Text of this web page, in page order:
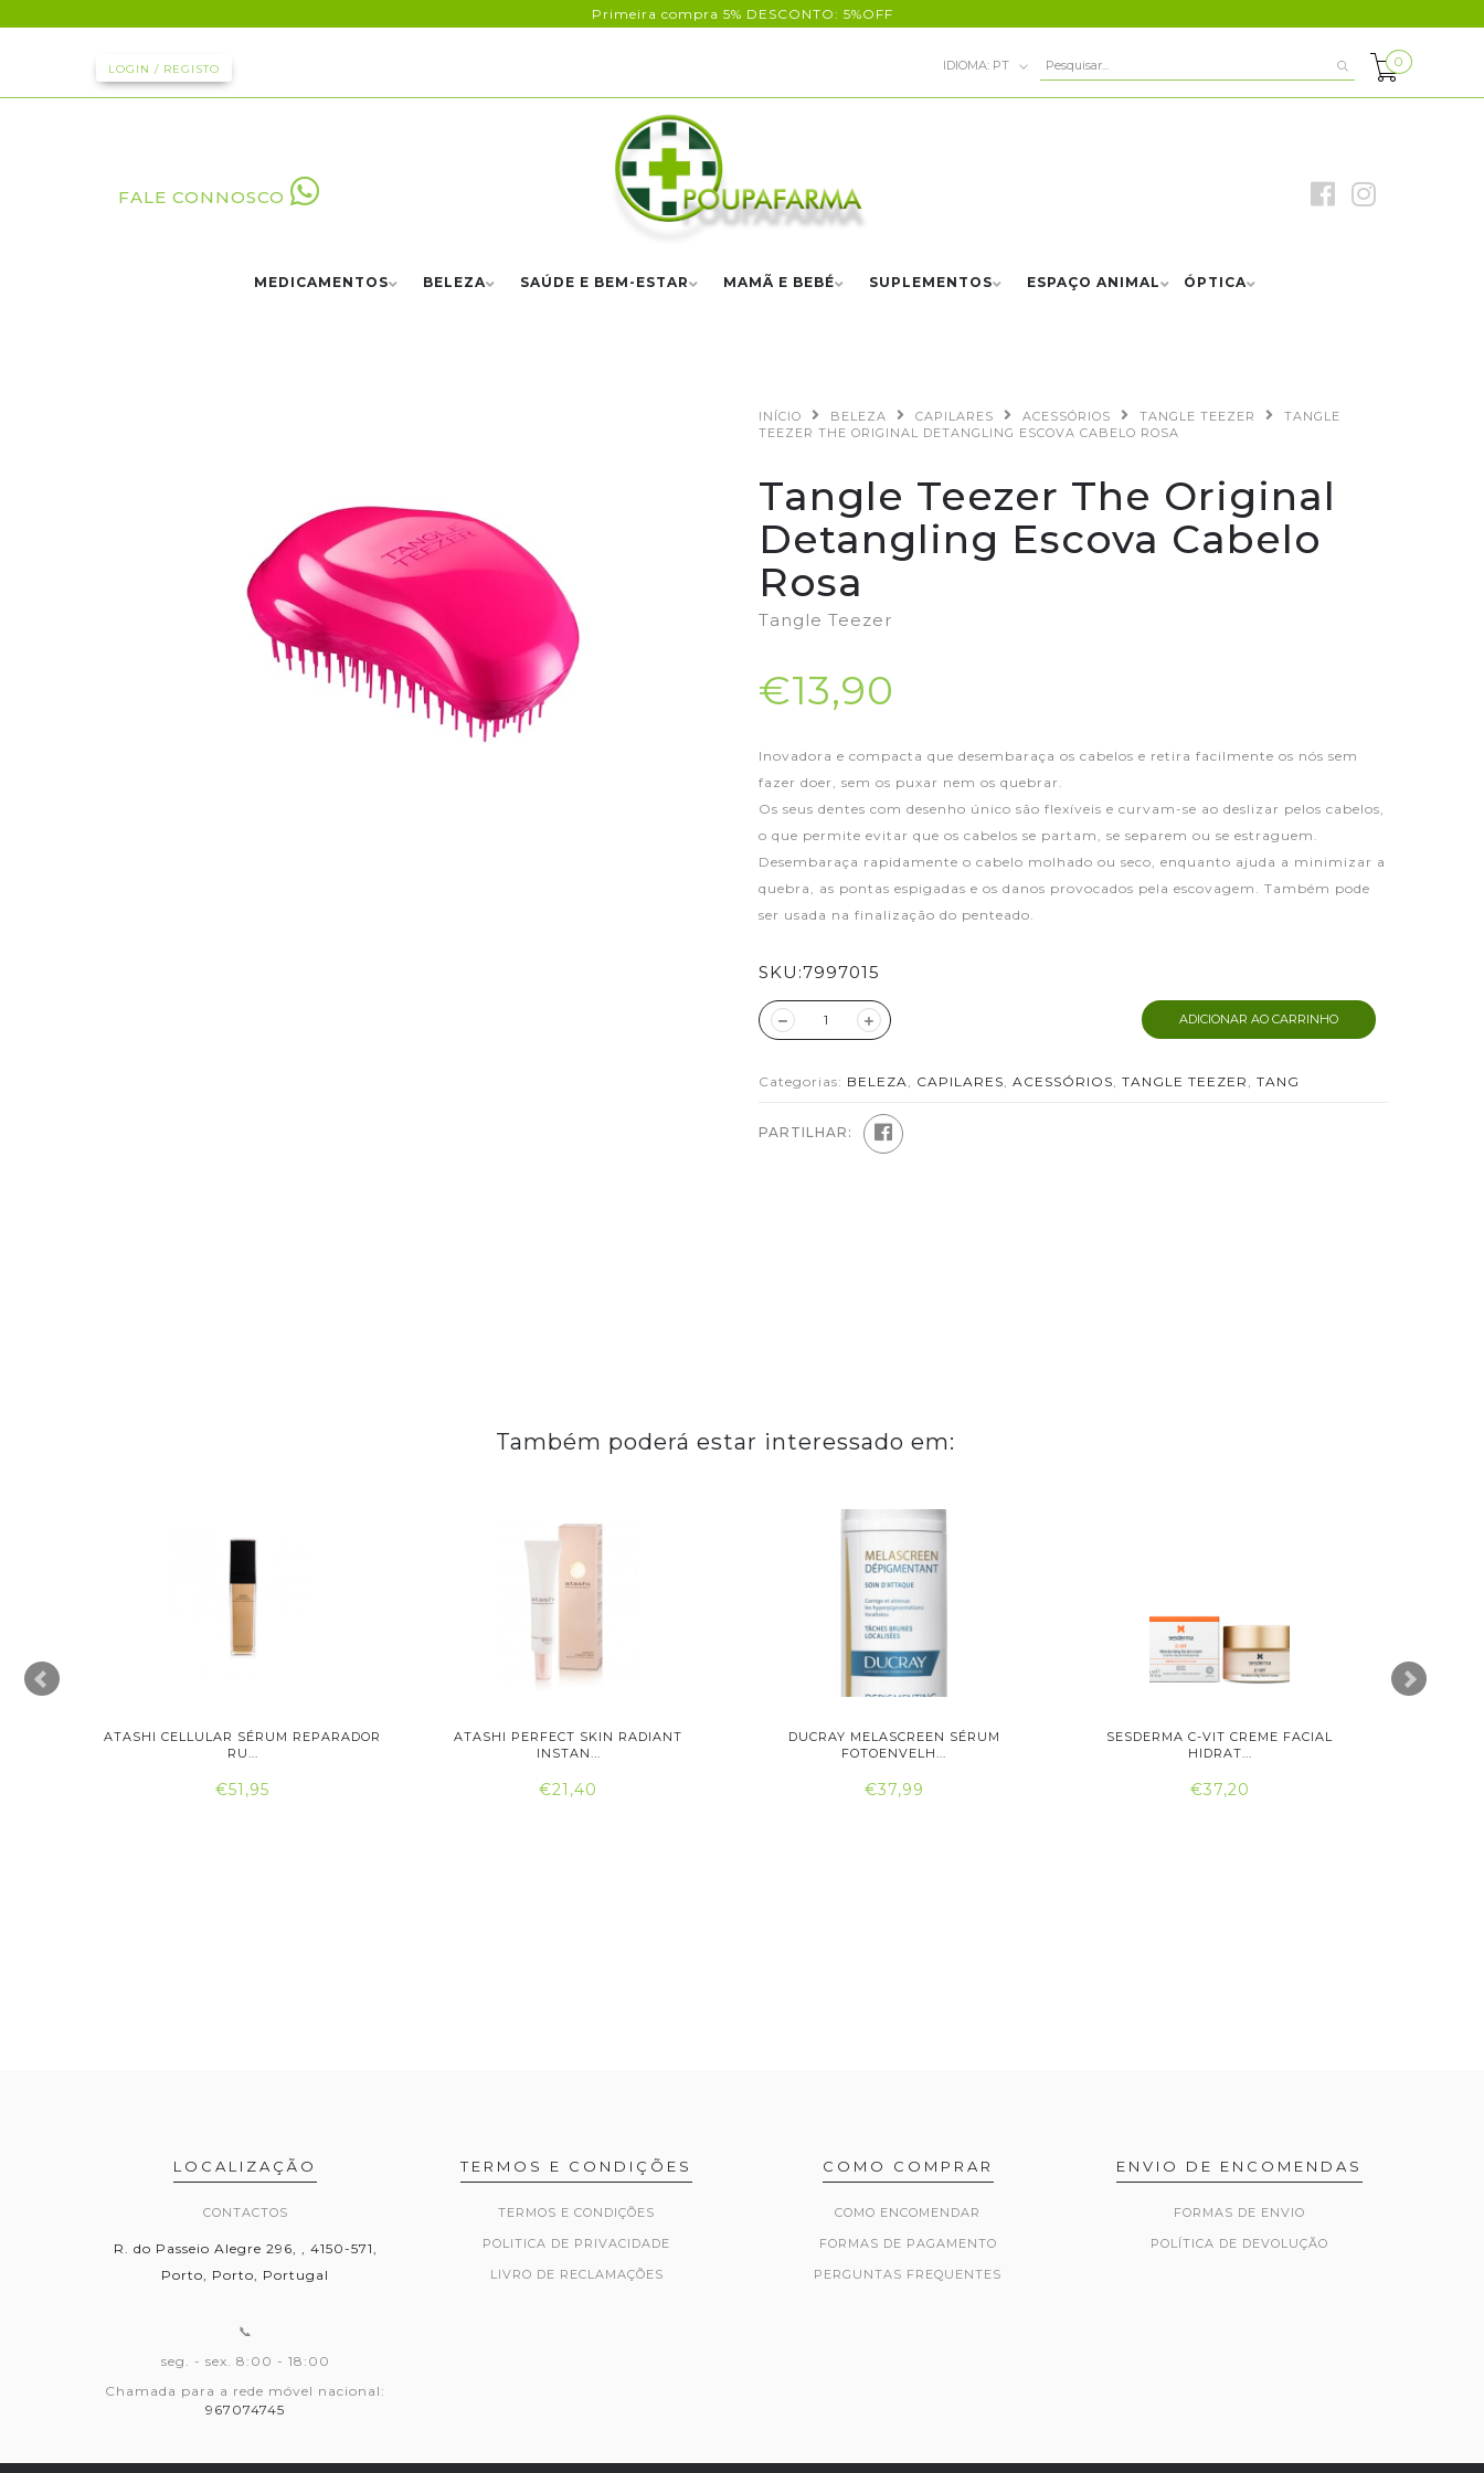
Primeira compra 5% DESCONTO: 5%OFF
LOGIN / REGISTO IDIOMA: PT
FALE CONNOSCO
0
MEDICAMENTOS BELEZA SAÚDE E BEM-ESTAR MAMÃ E BEBÉ SUPLEMENTOS ESPAÇO ANIMAL ÓPTICA
INÍCIO BELEZA CAPILARES ACESSÓRIOS TANGLE TEEZER
TANGLE
TEEZER THE ORIGINAL DETANGLING ESCOVA CABELO ROSA
Tangle Teezer The Original
Detangling Escova Cabelo
Rosa
Tangle Teezer
€13,90
Inovadora e compacta que desembaraça os cabelos e retira facilmente os nós sem
fazer doer, sem os puxar nem os quebrar.
Os seus dentes com desenho único são flexíveis e curvam-se ao deslizar pelos cabelos,
o que permite evitar que os cabelos se partam, se separem ou se estraguem.
Desembaraça rapidamente o cabelo molhado ou seco, enquanto ajuda a minimizar a
quebra, as pontas espigadas e os danos provocados pela escovagem. Também pode
ser usada na finalização do penteado.
SKU:7997015
ADICIONAR AO CARRINHO
Categorias: BELEZA, CAPILARES, ACESSÓRIOS, TANGLE TEEZER , TANG
PARTILHAR:
Também poderá estar interessado em:
ATASHI CELLULAR SÉRUM REPARADOR
RU...
€51,95
ATASHI PERFECT SKIN RADIANT
INSTAN...
€21,40
DUCRAY MELASCREEN SÉRUM
FOTOENVELH...
€37,99
SESDERMA C-VIT CREME FACIAL
HIDRAT...
€37,20
LOCALIZAÇÃO
CONTACTOS
R. do Passeio Alegre 296, , 4150-571,
Porto, Porto, Portugal
📞
seg. - sex. 8:00 - 18:00
Chamada para a rede móvel nacional:
967074745
TERMOS E CONDIÇÕES
TERMOS E CONDIÇÕES
POLITICA DE PRIVACIDADE
LIVRO DE RECLAMAÇÕES
COMO COMPRAR
COMO ENCOMENDAR
FORMAS DE PAGAMENTO
PERGUNTAS FREQUENTES
ENVIO DE ENCOMENDAS
FORMAS DE ENVIO
POLÍTICA DE DEVOLUÇÃO